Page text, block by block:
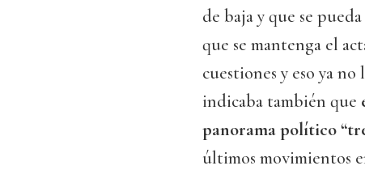
de baja y que se
que se mantenga el
cuestiones y eso ya
indicaba también que
panorama político
últimos movimientos